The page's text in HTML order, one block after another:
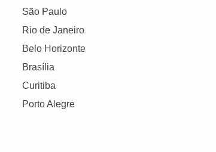
São Paulo
Rio de Janeiro
Belo Horizonte
Brasília
Curitiba
Porto Alegre